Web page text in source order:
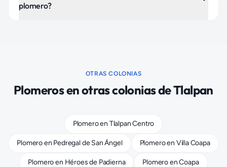
plomero?
OTRAS COLONIAS
Plomerosen otras colonias deTlalpan
Plomeroen Tlalpan Centro
Plomeroen Pedregal de San Ángel Plomeroen Villa Coapa
Plomeroen Héroes de Padierna PlomeroenCoapa